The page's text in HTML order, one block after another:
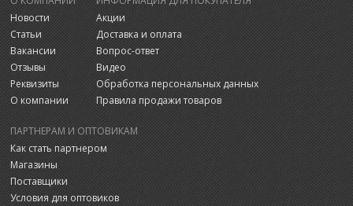
Новости
Статьи
Вакансии
Отзывы
Реквизиты
О компании
Акции
Доставка и оплата
Вопрос-ответ
Видео
Обработка персональных данных
Правила продажи товаров
ПАРТНЕРАМ И ОПТОВИКАМ
Как стать партнером
Магазины
Поставщики
Условия для оптовиков